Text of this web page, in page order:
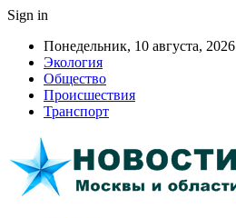
Sign in
Понедельник, 10 августа, 2026
Экология
Общество
Происшествия
Транспорт